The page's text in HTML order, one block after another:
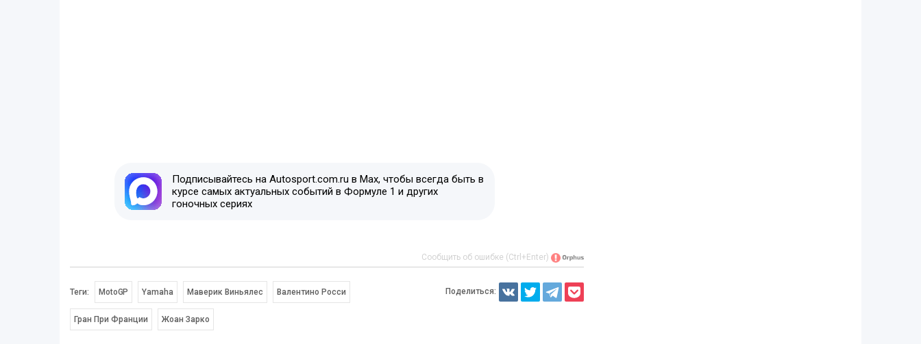
Подписывайтесь на Autosport.com.ru в Max, чтобы всегда быть в
курсе самых актуальных событий в Формуле 1 и других
гоночных сериях
Сообщить об ошибке (Ctrl+Enter)
Теги: MotoGP Yamaha Маверик Виньялес Валентино Росси
Гран При Франции Жоан Зарко
Поделиться: